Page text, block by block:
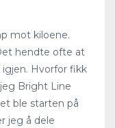
mot kiloene.
hendte ofte at
Hvorfor fikk
Bright Line
ble starten på
jeg å dele